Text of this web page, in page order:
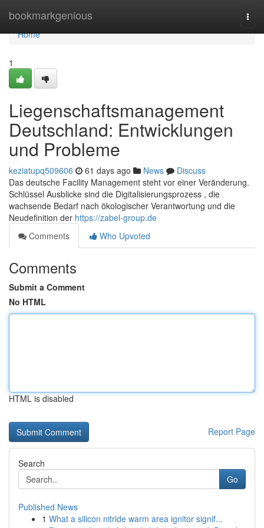
bookmarkgenious
Home
Home
1
Liegenschaftsmanagement
Deutschland: Entwicklungen
und Probleme
keziatupq509606 61 days ago News
Discuss
Das deutsche Facility Management steht vor einer Veränderung.
Schlüssel Ausblicke sind die Digitalisierungsprozess , die
wachsende Bedarf nach ökologischer Verantwortung und die
Neudefinition der https://zabel-group.de
Comments
Who Upvoted
Comments
Submit a Comment
No HTML
HTML is disabled
Report Page
Search
Go
Published News
1 What a silicon nitride warm area ignitor signif...